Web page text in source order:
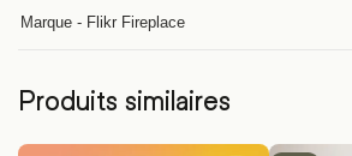
Marque - Flikr Fireplace
Produits similaires